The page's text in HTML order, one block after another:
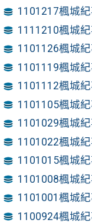
1101217楓城
1111210楓城
1101126楓城
1101119楓城
1101112楓城
1101105楓城
1101029楓城
1101022楓城
1101015楓城
1101008楓城
1101001楓城
1100924楓城